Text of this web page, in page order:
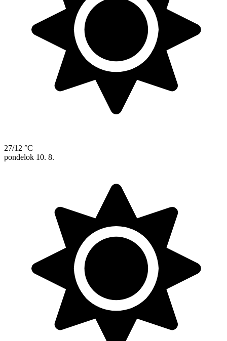
27/12 °C
pondelok 10. 8.